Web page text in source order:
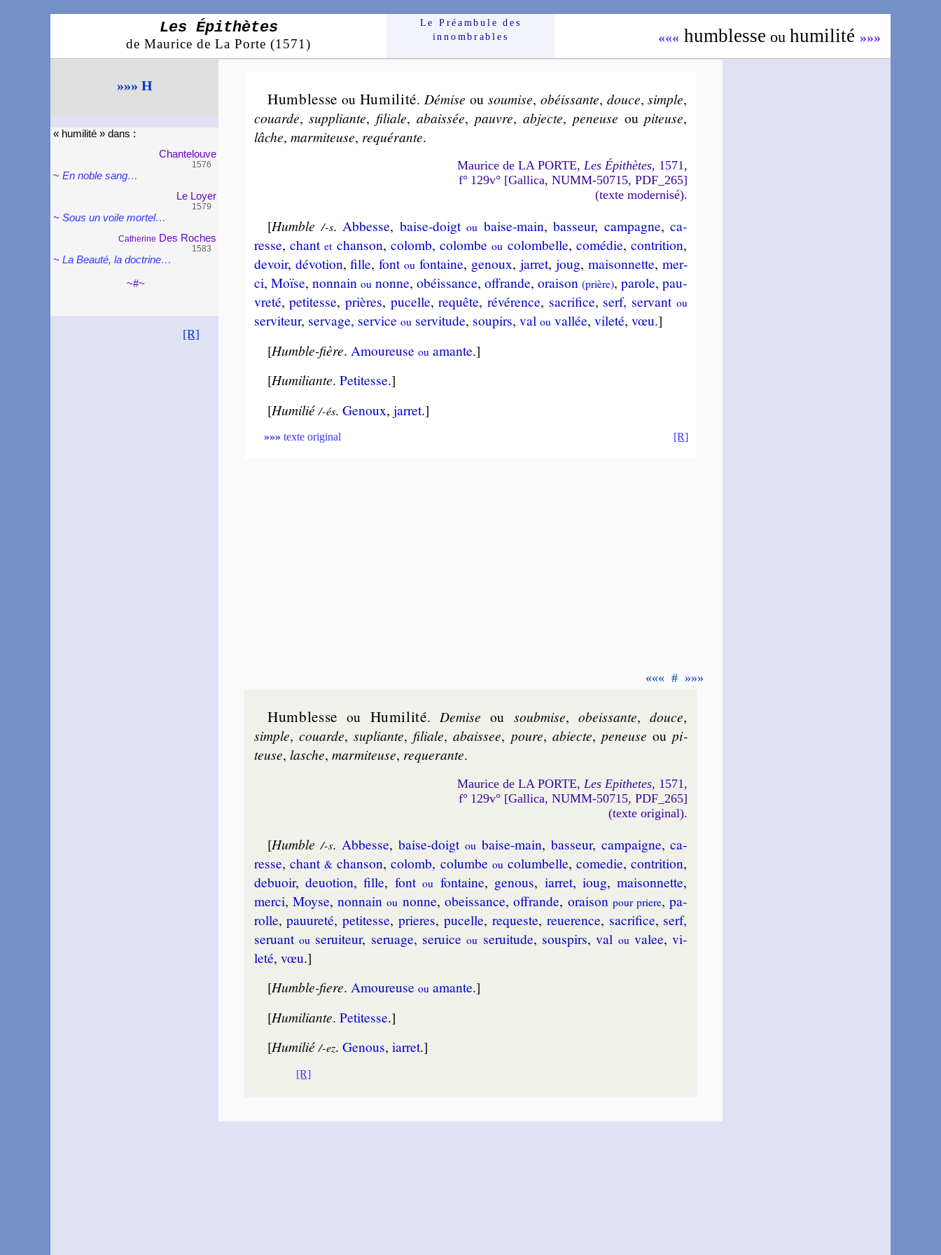
Les Épithètes
de Maurice de La Porte (1571)
Le Préam­bule des
innom­brables
««« hum­blesse ouhumi­li­té »»»
»»» H
« humi­li­té » dans :
Chante­louve
1576
~En noble sang…
Le Loyer
1579
~Sous un voile mortel…
Cathe­rine Des Roches
1583
~La Beauté, la doc­trine…
~#~
[R]
Humblesse ou Humi­li­té. Dé­mise ou sou­mise, obé­is­sante, douce,simple,
couarde,sup­pliante, fi­liale,abais­sée,pauvre, ab­jecte, pe­neuse oupi­teuse,
lâche, mar­mi­teuse, re­qué­rante.
Maurice de LA PORTE,Les Épithètes, 1571,
f° 129v° [Gallica, NUMM-50715, PDF_265]
(texte modernisé).
[Humble /-s.Abbesse, baise-doigtou baise-main,bas­seur, cam­pagne,ca­
resse, chantet chan­son, co­lomb, co­lombeou co­lom­belle,co­mé­die,con­tri­tion,
de­voir, dé­vo­tion,fille,fontou fon­taine, ge­noux, jar­ret, joug, mai­son­nette, mer­
ci, Moïse, non­nain ounonne, obé­is­sance,offrande,orai­son(prière),pa­role,pau­
vre­té,pe­ti­tesse, prières, pu­celle,re­quête, ré­vé­rence, sa­cri­fice, serf, ser­vant ou
ser­vi­teur, ser­vage, ser­vice ouser­vi­tude, sou­pirs, val ouval­lée, vi­leté, vœu.]
[Humble-fière. Amou­reuseou amante.]
[Humiliante.Peti­tesse.]
[Humilié /-és.Genoux,jar­ret.]
»»» texte original [R]
««« # »»»
Humblesse ou Humi­li­té. De­mise ou soub­mise,obe­is­sante,douce,
simple, couarde,su­pliante, fi­liale,abais­see, poure, ab­iecte,pe­neuse oupi­
teuse, lasche, mar­mi­teuse, re­que­rante.
Maurice de LA PORTE,Les Epithetes, 1571,
f° 129v° [Gallica, NUMM-50715, PDF_265]
(texte original).
[Humble /-s. Abbesse, baise-doigt ou baise-main, bas­seur, cam­paigne,ca­
resse, chant& chan­son,co­lomb, co­lumbe ou co­lum­belle,co­me­die,con­tri­tion,
deb­uoir,de­uo­tion,fille, fontou fon­taine, ge­nous, iar­ret, ioug,mai­son­nette,
mer­ci, Moyse,non­nainou nonne,obe­is­sance,offrande, orai­son pour priere,pa­
rolle,pau­ure­té,pe­ti­tesse,prieres,pu­celle, re­queste, re­ue­rence, sa­cri­fice, serf,
ser­uant ou ser­ui­teur, ser­uage, ser­uiceou ser­ui­tude, sous­pirs,val ou va­lee,vi­
leté, vœu.]
[Humble-fiere.Amou­reuseou amante.]
[Humiliante.Peti­tesse.]
[Humilié /-ez.Genous,iar­ret.]
[R]